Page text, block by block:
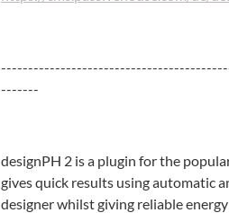
-------
designPH 2 is a plugin for the
gives quick results using automatic
designer whilst giving reliable